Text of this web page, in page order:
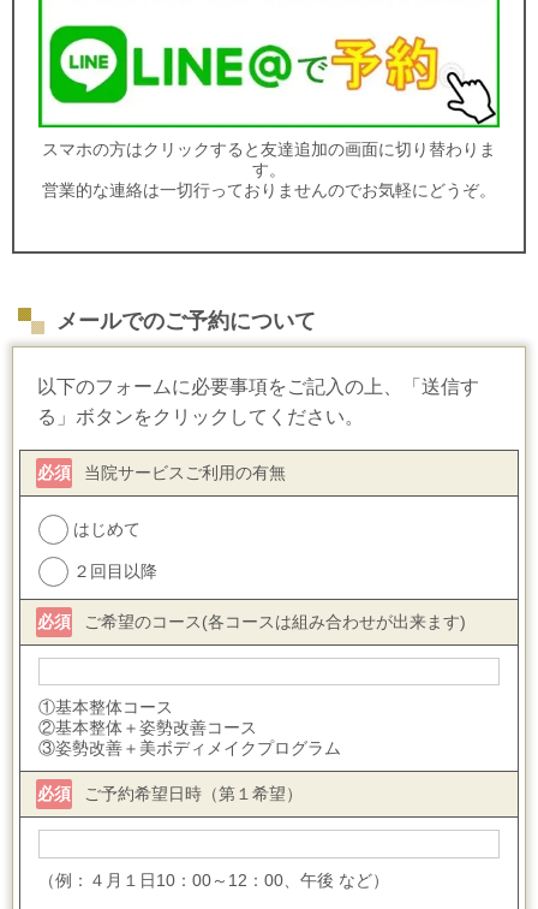
スマホの方はクリックすると友達追加の画面に切り替わりま
す。
営業的な連絡は一切行っておりませんのでお気軽にどうぞ。
メールでのご予約について
以下のフォームに必要事項をご記入の上、「送信す
る」ボタンをクリックしてください。
当院サービスご利用の有無
必須
はじめて
２回目以降
ご希望のコース(各コースは組み合わせが出来ます)
必須
①基本整体コース
②基本整体＋姿勢改善コース
③姿勢改善＋美ボディメイクプログラム
ご予約希望日時（第１希望）
必須
（例：４月１日10：00～12：00、午後 など）